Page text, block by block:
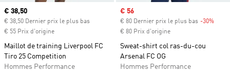
Prix actuel
€ 38,50
€ 38,50 Dernier prix le plus bas
€ 55 Prix d'origine
Maillot de training Liverpool FC
Tiro 25 Competition
Hommes Performance
Prix soldé
€ 56
€ 80 Dernier prix le plus bas -30%
€ 80 Prix d'origine
Sweat-shirt col ras-du-cou
Arsenal FC OG
Hommes Performance